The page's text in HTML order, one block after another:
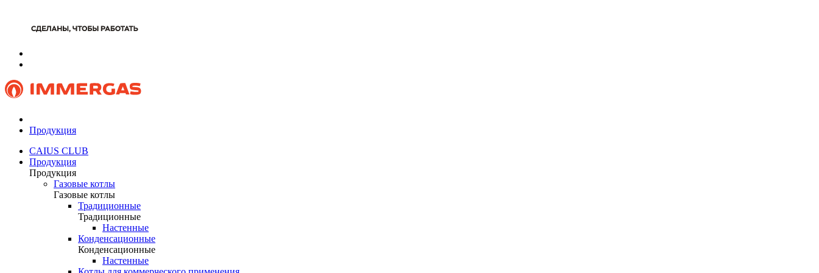
Продукция
CAIUS CLUB
Продукция
Продукция
Газовые котлы
Газовые котлы
Традиционные
Традиционные
Настенные
Конденсационные
Конденсационные
Настенные